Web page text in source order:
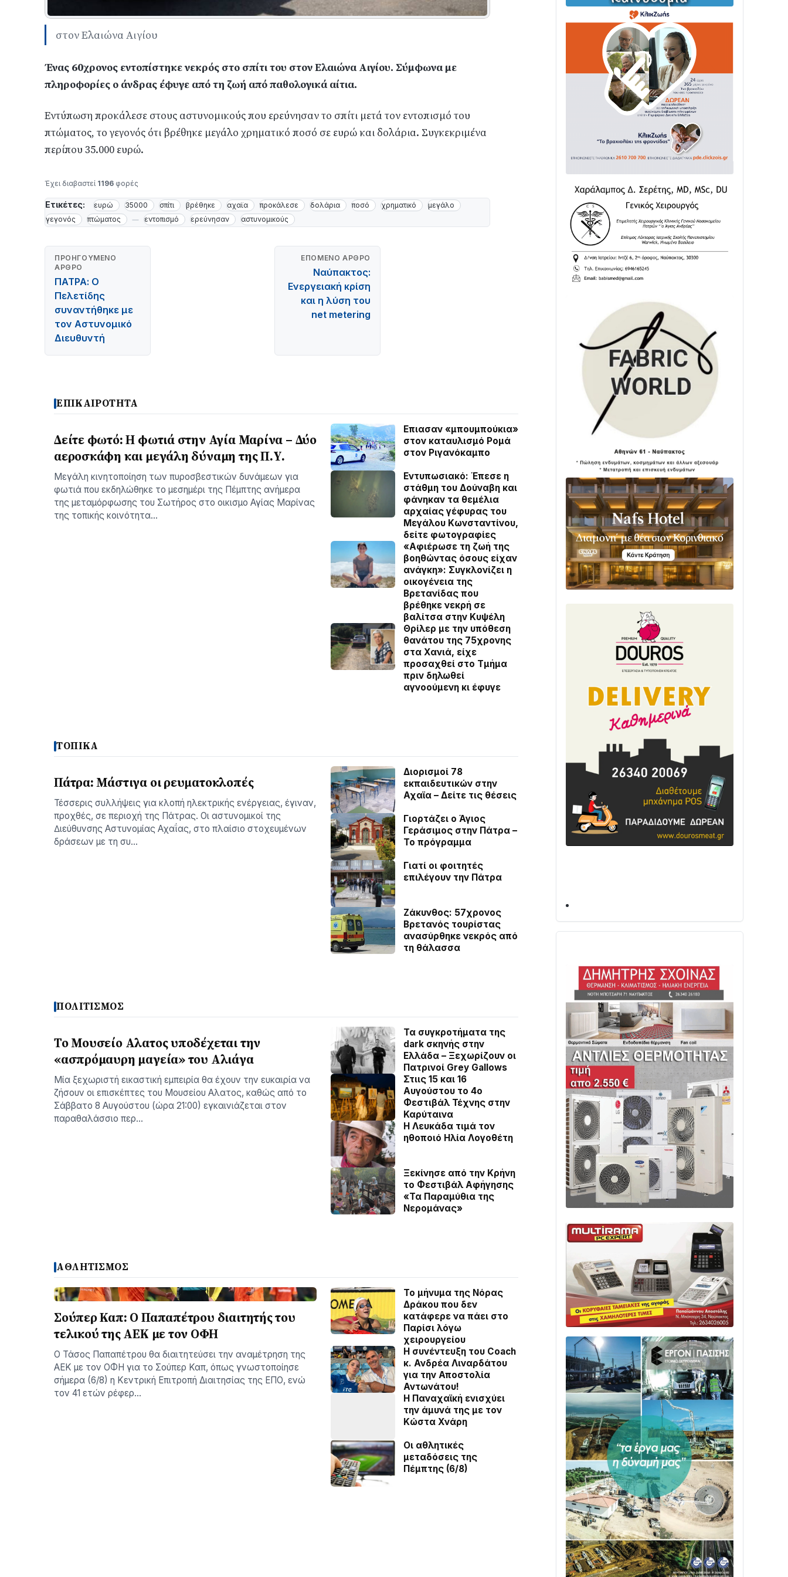
στον Ελαιώνα Αιγίου
Ένας 60χρονος εντοπίστηκε νεκρός στο σπίτι του στον Ελαιώνα Αιγίου. Σύμφωνα με
πληροφορίες ο άνδρας έφυγε από τη ζωή από παθολογικά αίτια.
Εντύπωση προκάλεσε στους αστυνομικούς που ερεύνησαν το σπίτι μετά τον εντοπισμό του
πτώματος, το γεγονός ότι βρέθηκε μεγάλο χρηματικό ποσό σε ευρώ και δολάρια. Συγκεκριμένα
περίπου 35.000 ευρώ.
Έχει διαβαστεί 1196 φορές
Ετικέτες: ευρώ 35000 σπίτι βρέθηκε αχαϊα προκάλεσε δολάρια ποσό χρηματικό
μεγάλο
γεγονός
πτώματος εντοπισμό ερεύνησαν αστυνομικούς
ΠΡΟΗΓΟΎΜΕΝΟ
ΆΡΘΡΟ
ΠΑΤΡΑ: Ο
Πελετίδης
συναντήθηκε με
τον Αστυνομικό
Διευθυντή
ΕΠΌΜΕΝΟ ΆΡΘΡΟ
Ναύπακτος:
Ενεργειακή κρίση
και η λύση του
net metering
ΕΠΙΚΑΙΡΟΤΗΤΑ
Δείτε φωτό: Η φωτιά στην Αγία Μαρίνα – Δύο
αεροσκάφη και μεγάλη δύναμη της Π.Υ.
Μεγάλη κινητοποίηση των πυροσβεστικών δυνάμεων για
φωτιά που εκδηλώθηκε το μεσημέρι της Πέμπτης ανήμερα
της μεταμόρφωσης του Σωτήρος στο οικισμο Αγίας Μαρίνας
της τοπικής κοινότητα…
Επιασαν «µπουµπούκια»
στον καταυλισµό Ροµά
στον Ριγανόκαμπο
Εντυπωσιακό: Έπεσε η
στάθμη του Δούναβη και
φάνηκαν τα θεμέλια
αρχαίας γέφυρας του
Μεγάλου Κωνσταντίνου,
δείτε φωτογραφίες
«Αφιέρωσε τη ζωή της
βοηθώντας όσους είχαν
ανάγκη»: Συγκλονίζει η
οικογένεια της
Βρετανίδας που
βρέθηκε νεκρή σε
βαλίτσα στην Κυψέλη
Θρίλερ με την υπόθεση
θανάτου της 75χρονης
στα Χανιά, είχε
προσαχθεί στο Τμήμα
πριν δηλωθεί
αγνοούμενη κι έφυγε
ΤΟΠΙΚΑ
Πάτρα: Μάστιγα οι ρευµατοκλοπές
Τέσσερις συλλήψεις για κλοπή ηλεκτρικής ενέργειας, έγιναν,
προχθές, σε περιοχή της Πάτρας. Οι αστυνοµικοί της
∆ιεύθυνσης Αστυνοµίας Αχαΐας, στο πλαίσιο στοχευµένων
δράσεων µε τη συ…
Διορισμοί 78
εκπαιδευτικών στην
Αχαϊα – Δείτε τις θέσεις
Γιορτάζει ο Άγιος
Γεράσιμος στην Πάτρα –
Το πρόγραμμα
Γιατί οι φοιτητές
επιλέγουν την Πάτρα
Ζάκυνθος: 57χρονος
Βρετανός τουρίστας
ανασύρθηκε νεκρός από
τη θάλασσα
ΠΟΛΙΤΙΣΜΟΣ
Το Μουσείο Αλατος υποδέχεται την
«ασπρόμαυρη μαγεία» του Αλιάγα
Μία ξεχωριστή εικαστική εμπειρία θα έχουν την ευκαιρία να
ζήσουν οι επισκέπτες του Μουσείου Αλατος, καθώς από το
Σάββατο 8 Αυγούστου (ώρα 21:00) εγκαινιάζεται στον
παραθαλάσσιο περ…
Τα συγκροτήματα της
dark σκηνής στην
Ελλάδα – Ξεχωρίζουν οι
Πατρινοί Grey Gallows
Στιις 15 και 16
Αυγούστου το 4ο
Φεστιβάλ Τέχνης στην
Καρύταινα
Η Λευκάδα τιμά τον
ηθοποιό Ηλία Λογοθέτη
Ξεκίνησε από την Κρήνη
το Φεστιβάλ Αφήγησης
«Τα Παραμύθια της
Νερομάνας»
ΑΘΛΗΤΙΣΜΟΣ
Σούπερ Καπ: Ο Παπαπέτρου διαιτητής του
τελικού της ΑΕΚ με τον ΟΦΗ
Ο Τάσος Παπαπέτρου θα διαιτητεύσει την αναμέτρηση της
ΑΕΚ με τον ΟΦΗ για το Σούπερ Καπ, όπως γνωστοποίησε
σήμερα (6/8) η Κεντρική Επιτροπή Διαιτησίας της ΕΠΟ, ενώ
τον 41 ετών ρέφερ…
Το μήνυμα της Νόρας
Δράκου που δεν
κατάφερε να πάει στο
Παρίσι λόγω
χειρουργείου
H συνέντευξη του Coach
κ. Ανδρέα Λιναρδάτου
για την Αποστολία
Αντωνάτου!
Η Παναχαϊκή ενισχύει
την άμυνά της με τον
Κώστα Χνάρη
Οι αθλητικές
μεταδόσεις της
Πέμπτης (6/8)